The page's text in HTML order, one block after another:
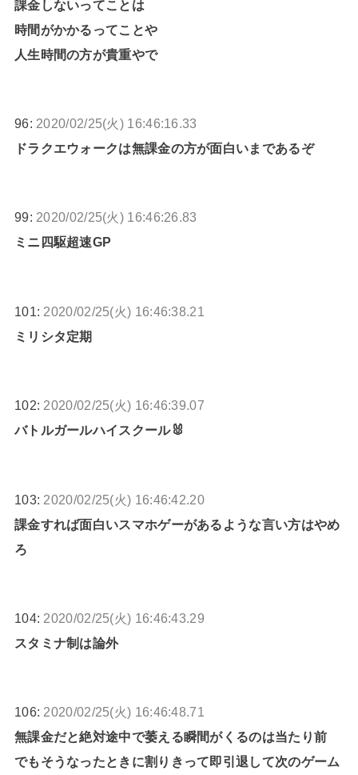
課金しないってことは
時間がかかるってことや
人生時間の方が貴重やで
96: 2020/02/25(火) 16:46:16.33
ドラクエウォークは無課金の方が面白いまであるぞ
99: 2020/02/25(火) 16:46:26.83
ミニ四駆超速GP
101: 2020/02/25(火) 16:46:38.21
ミリシタ定期
102: 2020/02/25(火) 16:46:39.07
バトルガールハイスクール🐰
103: 2020/02/25(火) 16:46:42.20
課金すれば面白いスマホゲーがあるような言い方はやめ
ろ
104: 2020/02/25(火) 16:46:43.29
スタミナ制は論外
106: 2020/02/25(火) 16:46:48.71
無課金だと絶対途中で萎える瞬間がくるのは当たり前
でもそうなったときに割りきって即引退して次のゲーム